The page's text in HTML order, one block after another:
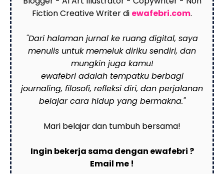
Fiction Creative Writer di ewafebri.com.
"Dari halaman jurnal ke ruang digital, saya
menulis untuk memeluk diriku sendiri, dan
mungkin juga kamu!
ewafebri adalah tempatku berbagi
journaling, filosofi, refleksi diri, dan perjalanan
belajar cara hidup yang bermakna."
Mari belajar dan tumbuh bersama!
Ingin bekerja sama dengan ewafebri ?
Email me !